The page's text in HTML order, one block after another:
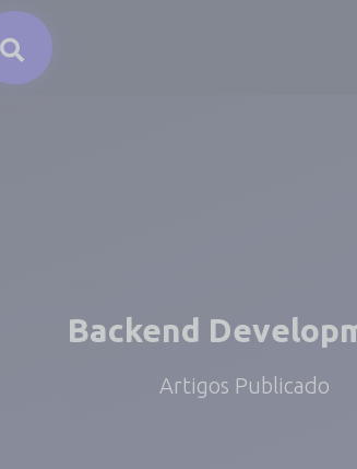
Backend
Artigos Publicado